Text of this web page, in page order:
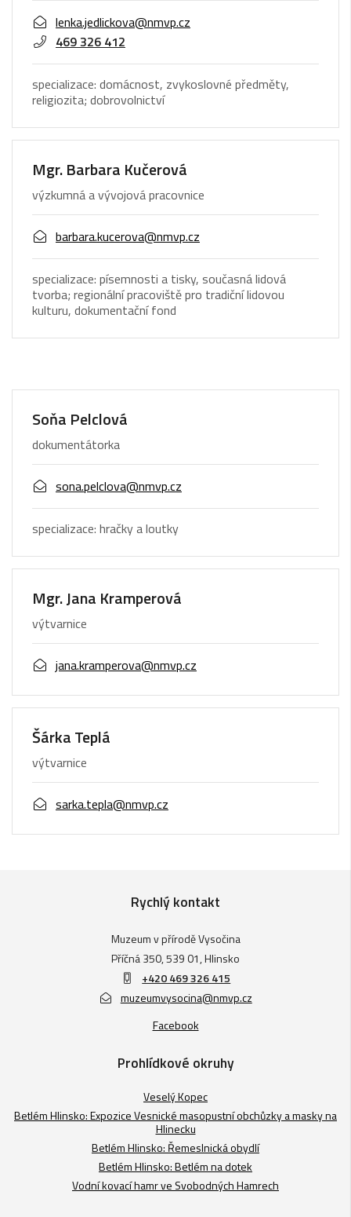
lenka.jedlickova@nmvp.cz
469 326 412
specializace: domácnost, zvykoslovné předměty,
religiozita; dobrovolnictví
Mgr. Barbara Kučerová
výzkumná a vývojová pracovnice
barbara.kucerova@nmvp.cz
specializace: písemnosti a tisky, současná lidová
tvorba; regionální pracoviště pro tradiční lidovou
kulturu, dokumentační fond
Soňa Pelclová
dokumentátorka
sona.pelclova@nmvp.cz
specializace: hračky a loutky
Mgr. Jana Kramperová
výtvarnice
jana.kramperova@nmvp.cz
Šárka Teplá
výtvarnice
sarka.tepla@nmvp.cz
Rychlý kontakt
Muzeum v přírodě Vysočina
Příčná 350, 539 01, Hlinsko
+420 469 326 415
muzeumvysocina@nmvp.cz
Facebook
Prohlídkové okruhy
Veselý Kopec
Betlém Hlinsko: Expozice Vesnické masopustní obchůzky a masky na
Hlinecku
Betlém Hlinsko: Řemeslnická obydlí
Betlém Hlinsko: Betlém na dotek
Vodní kovací hamr ve Svobodných Hamrech